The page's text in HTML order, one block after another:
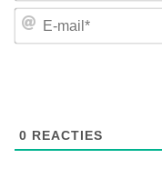
0 REACTIES